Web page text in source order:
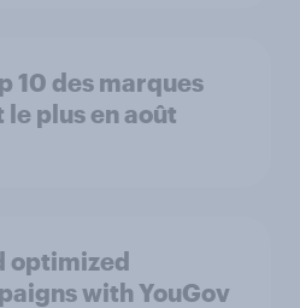
10 des marques
plus en août
optimized
with YouGov